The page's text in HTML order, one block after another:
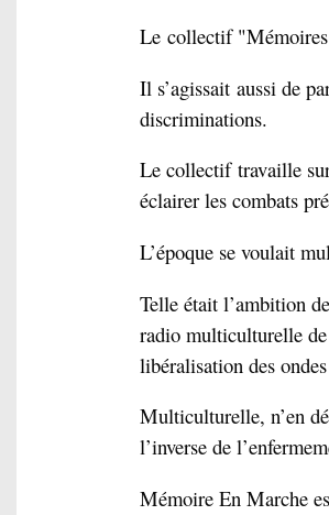
Le collectif "Mémoires
Il s’agissait aussi de
discriminations.
Le collectif travaille
éclairer les combats
L’époque se voulait
Telle était l’ambition
radio multiculturelle
libéralisation des
Multiculturelle, n’en
l’inverse de
Mémoire En Marche